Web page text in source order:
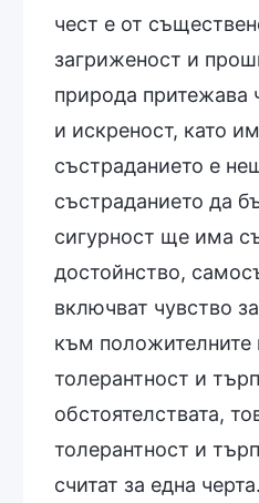
чест е от
загриженост и
природа притежава
и искреност, като
състраданието е
състраданието да
сигурност ще има
достойнство,
включват чувство
към положителните
толерантност и
обстоятелствата,
толерантност и
считат за една